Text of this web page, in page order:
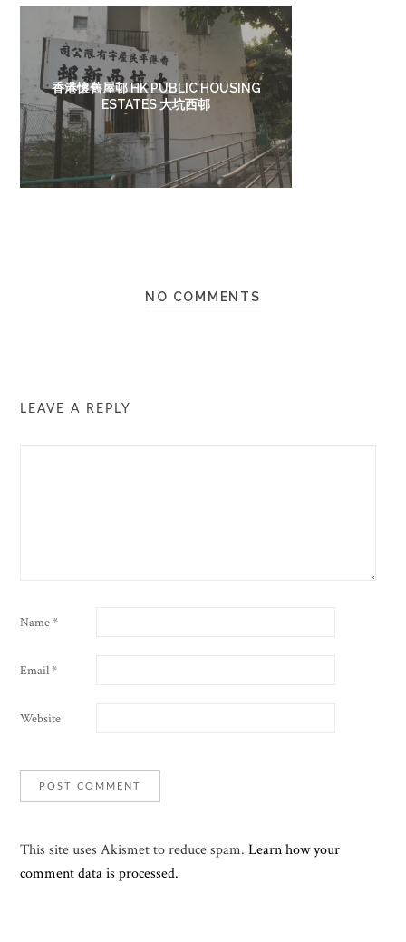
香港懷舊屋邨 HK PUBLIC HOUSING
ESTATES 大坑西邨
NO COMMENTS
LEAVE A REPLY
Name*
Email*
Website
This site uses Akismet to reduce spam.Learn how your
comment data is processed.